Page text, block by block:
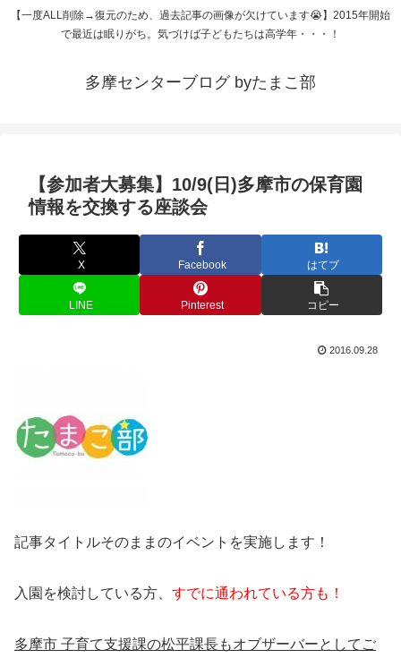
【一度ALL削除→復元のため、過去記事の画像が欠けています😭】2015年開始
で最近は眠りがち。気づけば子どもたちは高学年・・・！
多摩センターブログ byたまこ部
【参加者大募集】10/9(日)多摩市の保育園
情報を交換する座談会
X Facebook はてブ
LINE Pinterest コピー
2016.09.28
記事タイトルそのままのイベントを実施します！
入園を検討している方、 すでに通われている方も！
多摩市 子育て支援課の松平課長もオブザーバーとしてご